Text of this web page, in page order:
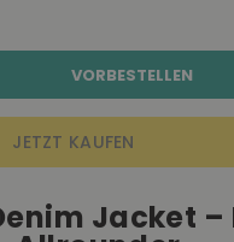
VORBESTELLEN
JETZT KAUFEN
Jacket –